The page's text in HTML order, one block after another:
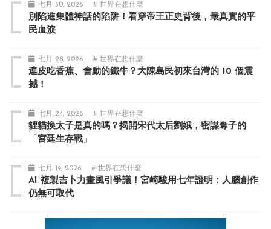
七月 30, 2026 # 世界在想什麼
別陷進集體神話的陷阱！看穿帝王正史背後，最真實的平
民血淚
七月 28, 2026 # 世界在想什麼
連皮吃香蕉、會動的鐵牛？大陳島民初來台灣的 10 個震
撼！
七月 24, 2026 # 世界在想什麼
貍貓換太子是真的嗎？揭開宋代太后劉娥，密謀奪子的
「宮廷生存戰」
七月 19, 2026 # 世界在想什麼
AI 複製吉卜力畫風引爭議！宮崎駿用七年證明：人腦創作
仍無可取代